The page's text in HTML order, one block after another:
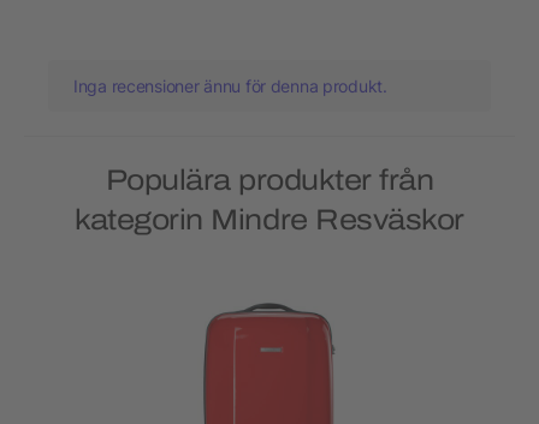
Inga recensioner ännu för denna produkt.
Populära produkter från
kategorin Mindre Resväskor